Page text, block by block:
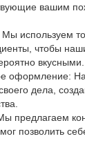
вашим
Мы используем
чтобы
вкусными.
оформление:
дела,
предлагаем
позволить